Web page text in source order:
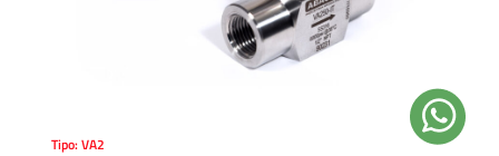
Tipo: VA2